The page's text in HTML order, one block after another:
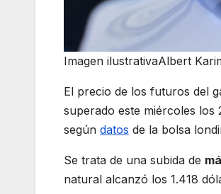
Imagen ilustrativaAlbert
El precio de los futuros del
superado este miércoles
según datos de la bolsa
Se trata de una subida de
natural alcanzó los 1.418